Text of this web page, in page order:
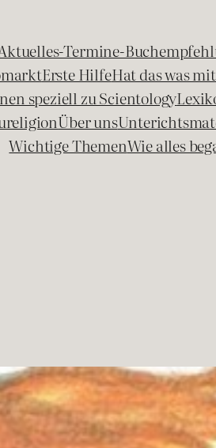
Termine-
Erste HilfeHat das was
speziell zu Scientology
Über uns
Wichtige ThemenWie alles